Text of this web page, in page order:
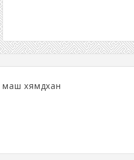
маш хямдхан